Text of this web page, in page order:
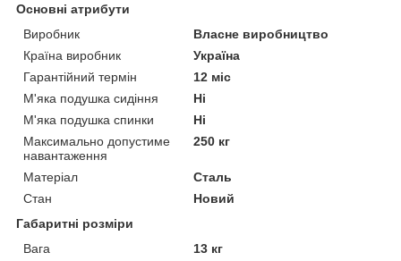
Основні атрибути
Виробник
Власне виробництво
Країна виробник
Україна
Гарантійний термін
12 міс
М'яка подушка сидіння
Ні
М'яка подушка спинки
Ні
Максимально допустиме
навантаження
250 кг
Матеріал
Сталь
Стан
Новий
Габаритні розміри
Вага
13 кг